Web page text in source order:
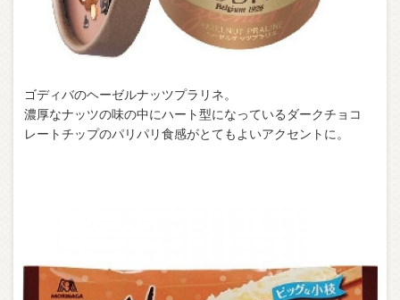
ゴディバのヘーゼルナッツプラリネ。
濃厚なナッツの味の中にハート型になっているダークチョコ
レートチップのパリパリ食感がとてもよいアクセントに。